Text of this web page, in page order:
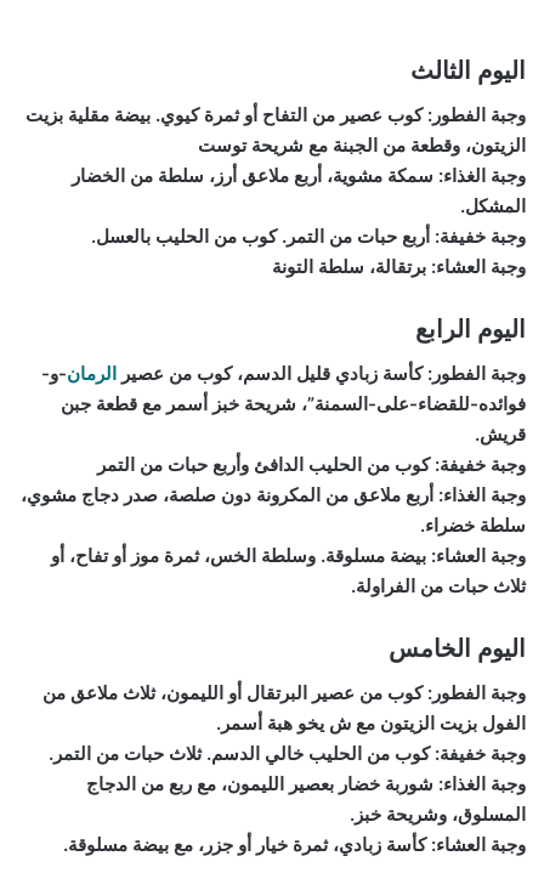
اليوم الثالث
وجبة الفطور: كوب عصير من التفاح أو ثمرة كيوي. بيضة مقلية بزيت
الزيتون، وقطعة من الجبنة مع شريحة توست
وجبة الغذاء: سمكة مشوية، أربع ملاعق أرز، سلطة من الخضار
المشكل.
وجبة خفيفة: أربع حبات من التمر. كوب من الحليب بالعسل.
وجبة العشاء: برتقالة، سلطة التونة
اليوم الرابع
وجبة الفطور: كأسة زبادي قليل الدسم، كوب من عصير الرمان-و-
فوائده-للقضاء-على-السمنة”، شريحة خبز أسمر مع قطعة جبن
قريش.
وجبة خفيفة: كوب من الحليب الدافئ وأربع حبات من التمر
وجبة الغذاء: أربع ملاعق من المكرونة دون صلصة، صدر دجاج مشوي،
سلطة خضراء.
وجبة العشاء: بيضة مسلوقة. وسلطة الخس، ثمرة موز أو تفاح، أو
ثلاث حبات من الفراولة.
اليوم الخامس
وجبة الفطور: كوب من عصير البرتقال أو الليمون، ثلاث ملاعق من
الفول بزيت الزيتون مع ش يخو هبة أسمر.
وجبة خفيفة: كوب من الحليب خالي الدسم. ثلاث حبات من التمر.
وجبة الغذاء: شوربة خضار بعصير الليمون، مع ربع من الدجاج
المسلوق، وشريحة خبز.
وجبة العشاء: كأسة زبادي، ثمرة خيار أو جزر، مع بيضة مسلوقة.